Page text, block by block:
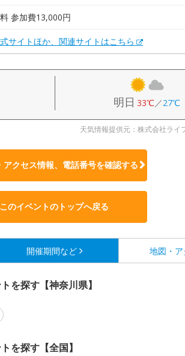
参加費13,000円
サイトほか、関連サイトはこちら
明日 33℃／27℃
天気情報提供元：株式会社ライ
アクセス情報、電話番号を確認する
このイベントのトップへ戻る
開催期間など 地図・ア
を探す【神奈川県】
を探す【全国】